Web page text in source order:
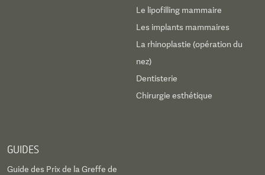
Le lipofilling mammaire
Les implants mammaires
La rhinoplastie (opération du
nez)
Dentisterie
Chirurgie esthétique
GUIDES
Guide des Prix de la Greffe de